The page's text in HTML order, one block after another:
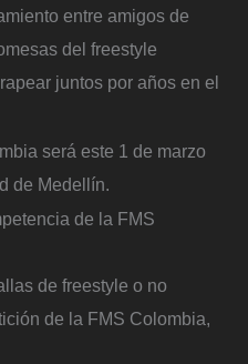
entre amigos de
del freestyle
juntos por años en el
será este 1 de marzo
de Medellín.
de la FMS
de freestyle o no
de la FMS Colombia,